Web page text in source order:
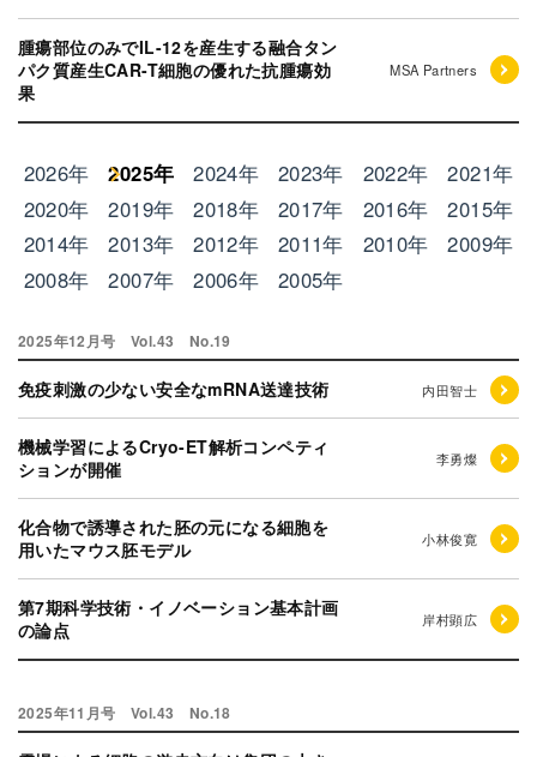
腫瘍部位のみでIL-12を産生する融合タン
パク質産生CAR-T細胞の優れた抗腫瘍効
果
MSA Partners
2026年 2025年 2024年 2023年 2022年
2021年
2020年
2019年 2018年 2017年 2016年
2015年
2014年
2013年 2012年 2011年 2010年
2009年
2008年
2007年 2006年 2005年
2025年12月号 Vol.43 No.19
免疫刺激の少ない安全なmRNA送達技術 内田智士
機械学習によるCryo-ET解析コンペティ
ションが開催
李勇燦
化合物で誘導された胚の元になる細胞を
用いたマウス胚モデル
小林俊寛
第7期科学技術・イノベーション基本計画
の論点
岸村顕広
2025年11月号 Vol.43 No.18